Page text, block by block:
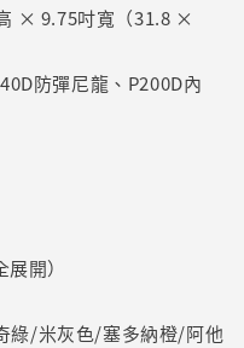
× 9.75吋寬（31.8 ×
防彈尼龍、P200D內
開）
綠/米灰色/塞多納橙/阿他